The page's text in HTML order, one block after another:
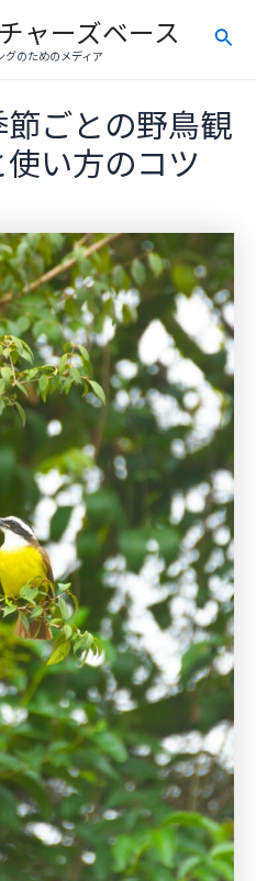
ャーズベース
グのためのメディア
検
ごとの野鳥観
い方のコツ